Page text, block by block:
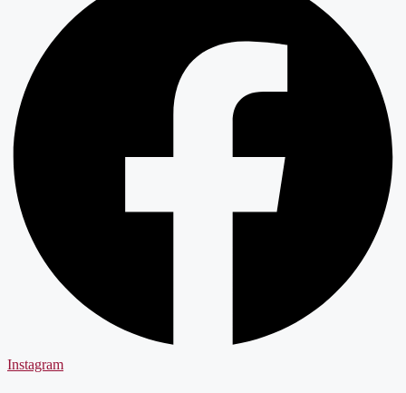
Instagram